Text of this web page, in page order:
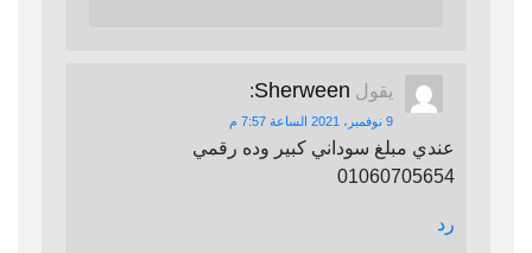
يقول Sherween
:
9 نوفمبر، 2021 الساعة 7:57 م
عندي مبلغ سوداني كبير وده رقمي
01060705654
رد